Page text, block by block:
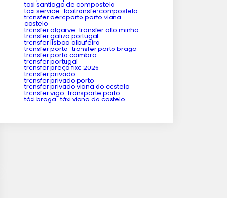
taxi santiago de compostela
taxi service taxitransfercompostela
transfer aeroporto porto viana
castelo
transfer algarve transfer alto minho
transfer galiza portugal
transfer lisboa albufeira
transfer porto transfer porto braga
transfer porto coimbra
transfer portugal
transfer preço fixo 2026
transfer privado
transfer privado porto
transfer privado viana do castelo
transfer vigo transporte porto
táxi braga táxi viana do castelo